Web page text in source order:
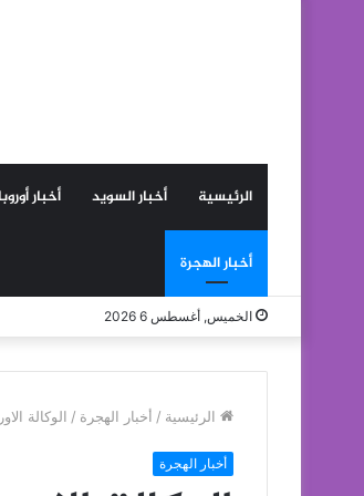
الرئيسية أخبار السويد أخبار أوروبا
أخبار الهجرة
الخميس, أغسطس 6 2026
الرئيسية / أخبار الهجرة / الوكالة الاوروبية لمراقبة
أخبار الهجرة